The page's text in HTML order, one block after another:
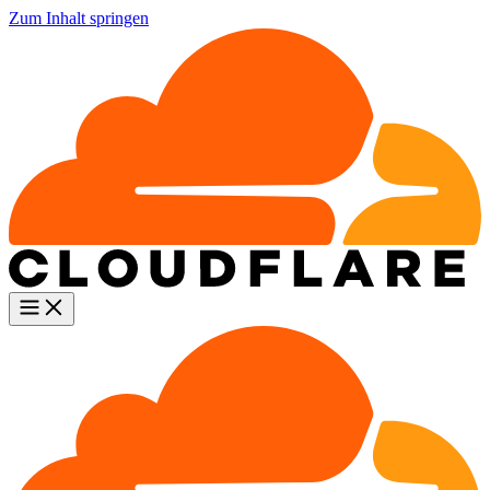
Zum Inhalt springen